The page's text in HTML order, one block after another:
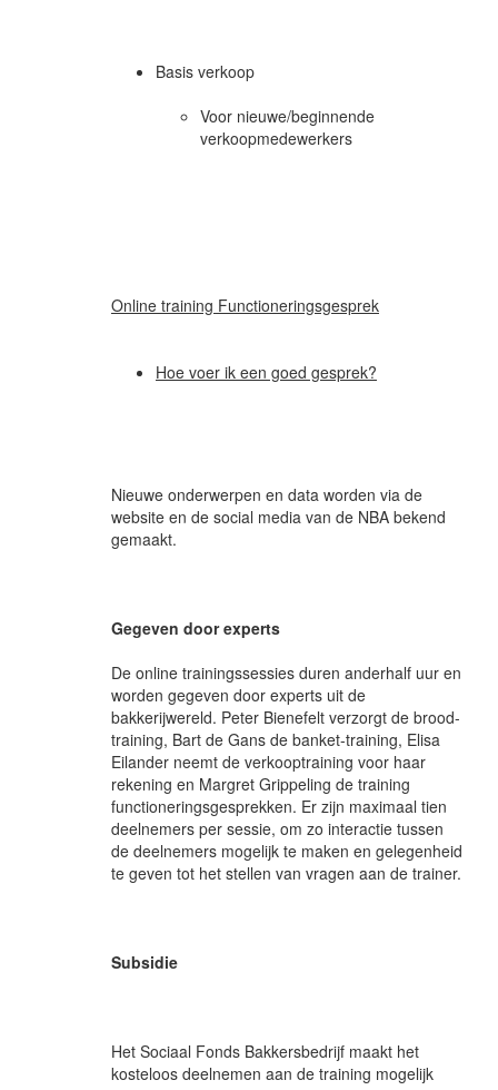
Basis verkoop
Voor nieuwe/beginnende
verkoopmedewerkers
Online training Functioneringsgesprek
Hoe voer ik een goed gesprek?
Nieuwe onderwerpen en data worden via de
website en de social media van de NBA bekend
gemaakt.
Gegeven door experts
De online trainingssessies duren anderhalf uur en
worden gegeven door experts uit de
bakkerijwereld. Peter Bienefelt verzorgt de brood-
training, Bart de Gans de banket-training, Elisa
Eilander neemt de verkooptraining voor haar
rekening en Margret Grippeling de training
functioneringsgesprekken. Er zijn maximaal tien
deelnemers per sessie, om zo interactie tussen
de deelnemers mogelijk te maken en gelegenheid
te geven tot het stellen van vragen aan de trainer.
Subsidie
Het Sociaal Fonds Bakkersbedrijf maakt het
kosteloos deelnemen aan de training mogelijk